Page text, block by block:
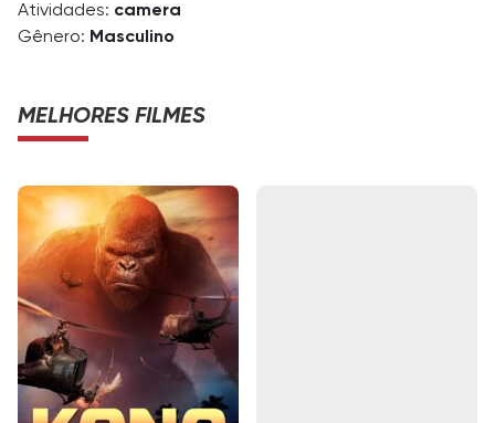
Atividades: camera
Gênero: Masculino
MELHORES FILMES